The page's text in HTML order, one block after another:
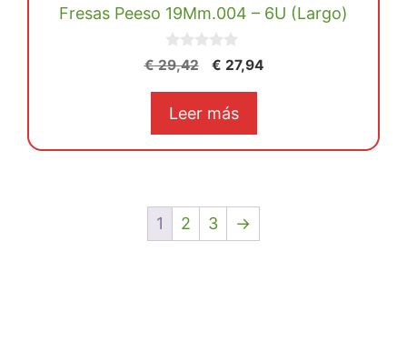
Fresas Peeso 19Mm.004 – 6U (Largo)
0
d
€29,42
El
original
€ 29,42.
€ 27,94El
€ 27,94.
Leer más
1 2 3 →